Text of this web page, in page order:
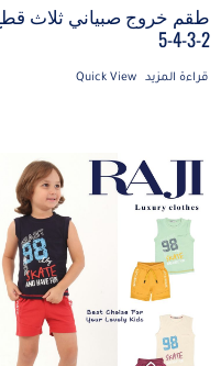
طقم خروج صبياني ثلاث
2-3-4-5
قراءة المزيد Quick View